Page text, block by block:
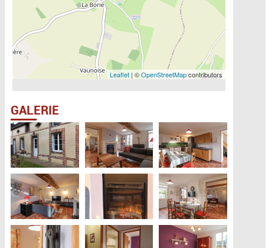
Leaflet | ©OpenStreetMapcontributors
GALERIE